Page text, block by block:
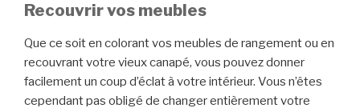
Recouvrir vos meubles
Que ce soit en colorant vos meubles de rangement ou en
recouvrant votre vieux canapé, vous pouvez donner
facilement un coup d’éclat à votre intérieur. Vous n’êtes
cependant pas obligé de changer entièrement votre